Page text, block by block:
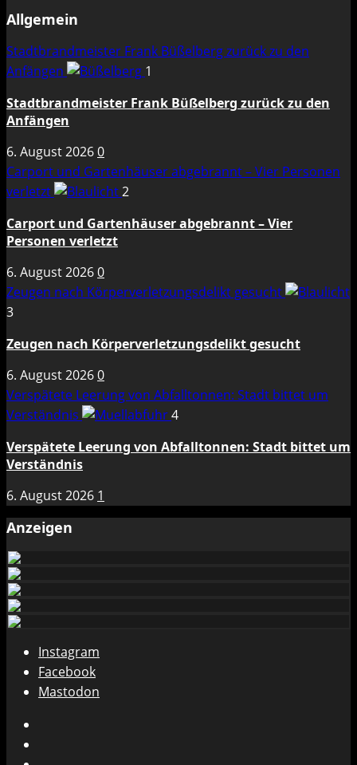
Allgemein
Stadtbrandmeister Frank Büßelberg zurück zu den
Anfängen
1
Stadtbrandmeister Frank Büßelberg zurück zu den
Anfängen
6. August 20260
Carport und Gartenhäuser abgebrannt – Vier Personen
verletzt
2
Carport und Gartenhäuser abgebrannt – Vier
Personen verletzt
6. August 20260
Zeugen nach Körperverletzungsdelikt gesucht
3
Zeugen nach Körperverletzungsdelikt gesucht
6. August 20260
Verspätete Leerung von Abfalltonnen: Stadt bittet um
Verständnis
4
Verspätete Leerung von Abfalltonnen: Stadt bittet um
Verständnis
6. August 2026 1
Anzeigen
Instagram
Facebook
Mastodon